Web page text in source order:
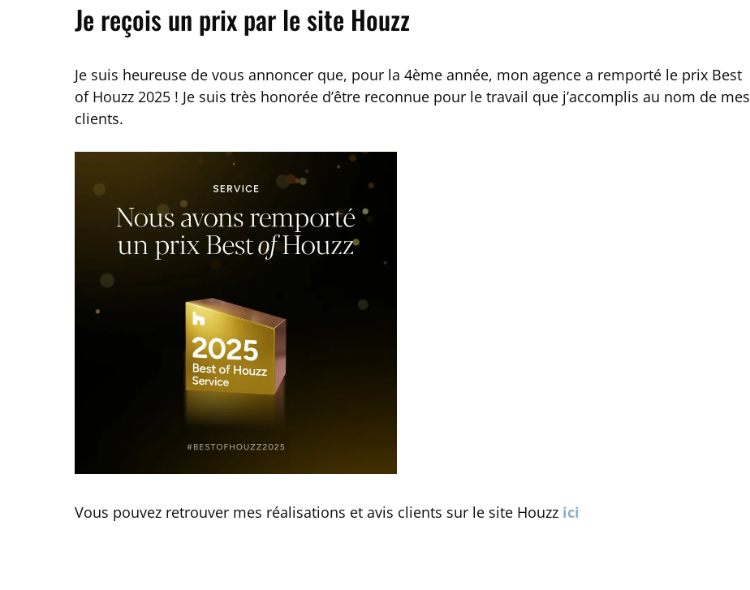
Je reçois un prix par le site Houzz
Je suis heureuse de vous annoncer que, pour la 4ème année, mon agence a remporté le prix Best
of Houzz 2025 ! Je suis très honorée d’être reconnue pour le travail que j’accomplis au nom de mes
clients.
Vous pouvez retrouver mes réalisations et avis clients sur le site Houzz ici